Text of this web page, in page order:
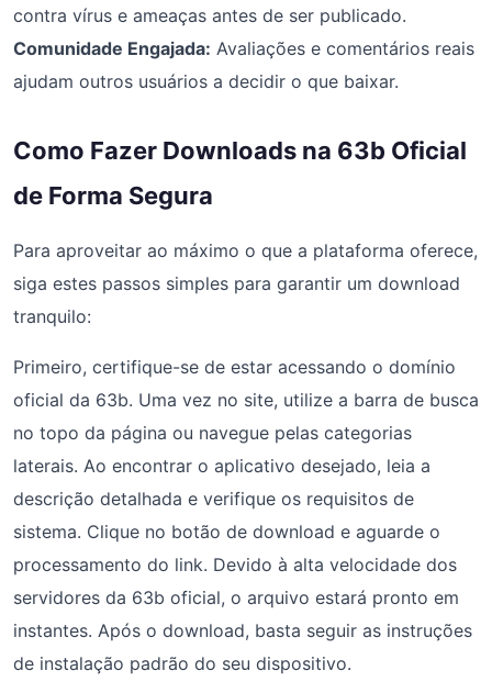
contra vírus e ameaças antes de ser publicado.
Comunidade Engajada: Avaliações e comentários reais
ajudam outros usuários a decidir o que baixar.
Como Fazer Downloads na 63b Oficial
de Forma Segura
Para aproveitar ao máximo o que a plataforma oferece,
siga estes passos simples para garantir um download
tranquilo:
Primeiro, certifique-se de estar acessando o domínio
oficial da 63b. Uma vez no site, utilize a barra de busca
no topo da página ou navegue pelas categorias
laterais. Ao encontrar o aplicativo desejado, leia a
descrição detalhada e verifique os requisitos de
sistema. Clique no botão de download e aguarde o
processamento do link. Devido à alta velocidade dos
servidores da 63b oficial, o arquivo estará pronto em
instantes. Após o download, basta seguir as instruções
de instalação padrão do seu dispositivo.